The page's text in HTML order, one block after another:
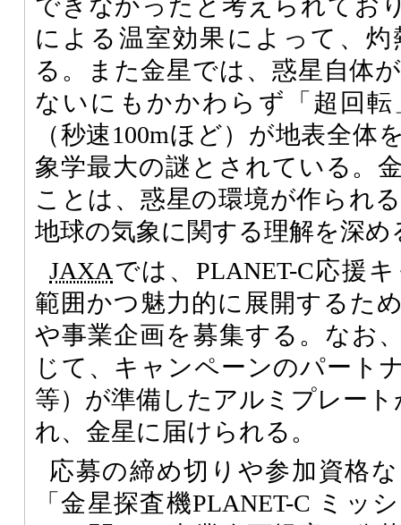
による温室効果によって、
る。また金星では、惑星自体
ないにもかかわらず「超回
（秒速100mほど）が地表全体
象学最大の謎とされている。
ことは、惑星の環境が作られ
地球の気象に関する理解を深
JAXAでは、PLANET-C応援
範囲かつ魅力的に展開するた
や事業企画を募集する。なお
じて、キャンペーンのパート
等）が準備したアルミプレート
れ、金星に届けられる。
応募の締め切りや参加資格
「金星探査機PLANET-C ミッ